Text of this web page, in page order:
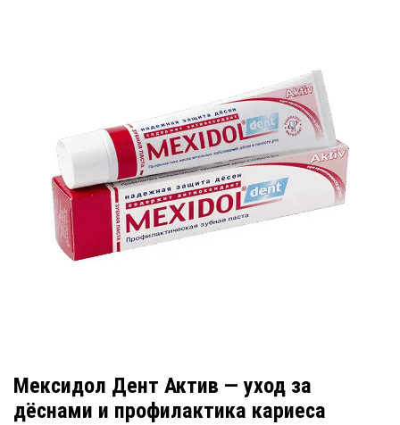
Мексидол Дент Актив — уход за
дёснами и профилактика кариеса